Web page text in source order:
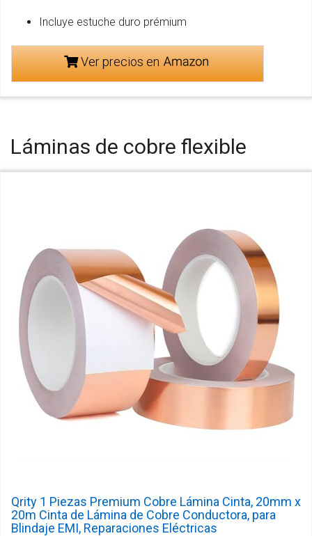
Incluye estuche duro prémium
Ver precios en
Láminas de cobre flexible
Qrity 1 Piezas Premium Cobre Lámina Cinta, 20mm x
20m Cinta de Lámina de Cobre Conductora, para
Blindaje EMI, Reparaciones Eléctricas